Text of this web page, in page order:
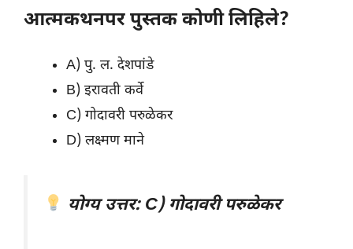
आत्मकथनपर पुस्तक कोणी लिहिले?
A) पु. ल. देशपांडे
B) इरावती कर्वे
C) गोदावरी परुळेकर
D) लक्ष्मण माने
योग्य उत्तर: C) गोदावरी परुळेकर